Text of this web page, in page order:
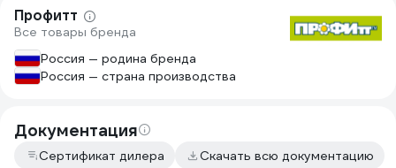
Профитт
Все товары бренда
Россия — родина бренда
Россия — страна производства
Документация
Сертификат дилера Скачать всю документацию